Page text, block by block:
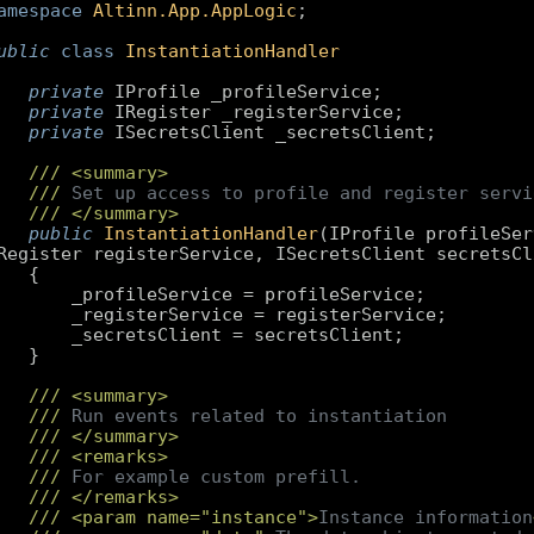
Altinn.App.AppLogic
class
InstantiationHandler
private
private
private
/// <summary>
/// Set up access to profile and register
/// </summary>
public InstantiationHandler(IProfile
registerService, ISecretsClient
/// <summary>
/// Run events related to instantiation
/// </summary>
/// <remarks>
/// For example custom prefill.
/// </remarks>
/// <param name="instance">Instance information